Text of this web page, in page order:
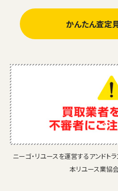
かんたん査定
ニーゴ・リユースを運営するアンドト
本リユース業協